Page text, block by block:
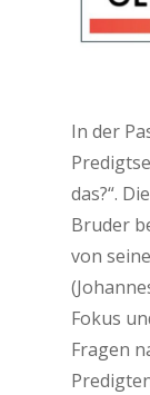
In der
das?“.
Bruder
von
Fokus
Fragen